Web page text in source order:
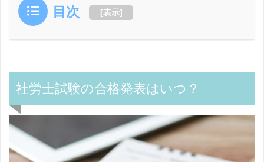
目次 [表示]
社労士試験の合格発表はいつ？